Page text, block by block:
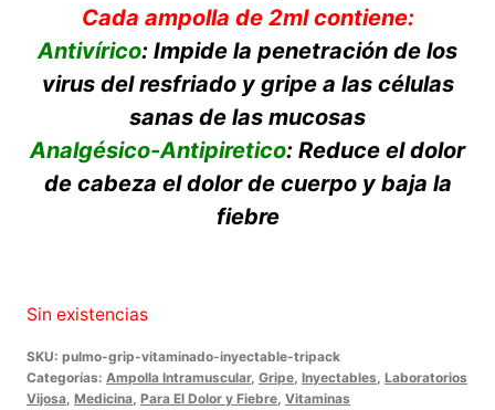
Cada ampolla de 2ml contiene:
Antivírico: Impide la penetración de los
virus del resfriado y gripe a las células
sanas de las mucosas
Analgésico-Antipiretico: Reduce el dolor
de cabeza el dolor de cuerpo y baja la
fiebre
Sin existencias
SKU: pulmo-grip-vitaminado-inyectable-tripack
Categorías: Ampolla Intramuscular, Gripe, Inyectables, Laboratorios
Vijosa, Medicina, Para El Dolor y Fiebre, Vitaminas